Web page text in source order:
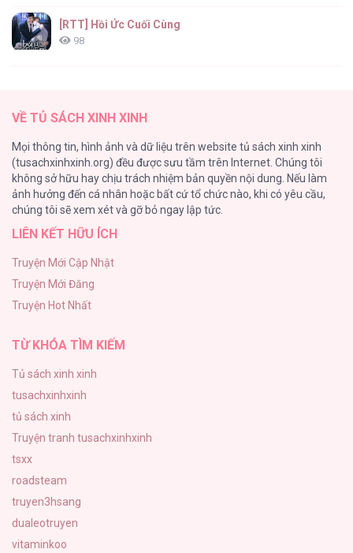
[RTT] Hồi Ức Cuối Cùng
98
75
Vương Miện Lục Bảo
75
Chào Mừng Đến Với Văn Hóa Milf
ONESHOT CHỊCH
68
VỀ TỦ SÁCH XINH XINH
Mọi thông tin, hình ảnh và dữ liệu trên website tủ sách xinh xinh
(tusachxinhxinh.org) đều được sưu tầm trên Internet. Chúng tôi
không sở hữu hay chịu trách nhiệm bản quyền nội dung. Nếu làm
ảnh hưởng đến cá nhân hoặc bất cứ tổ chức nào, khi có yêu cầu,
chúng tôi sẽ xem xét và gỡ bỏ ngay lập tức.
LIÊN KẾT HỮU ÍCH
Truyện Mới Cập Nhật
Truyện Mới Đăng
Truyện Hot Nhất
TỪ KHÓA TÌM KIẾM
Tủ sách xinh xinh
tusachxinhxinh
tủ sách xinh
Truyện tranh tusachxinhxinh
tsxx
roadsteam
truyen3hsang
dualeotruyen
vitaminkoo